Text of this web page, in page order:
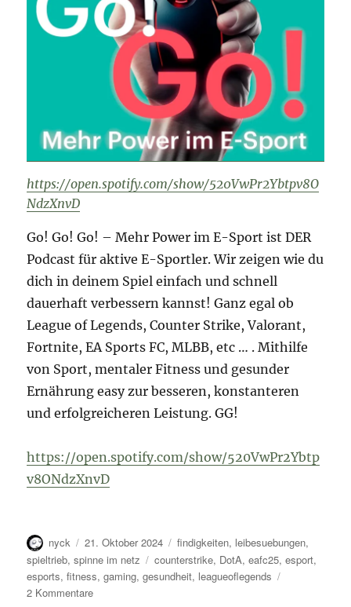
https://open.spotify.com/show/520VwPr2Ybtpv8O
NdzXnvD
Go! Go! Go! – Mehr Power im E-Sport ist DER
Podcast für aktive E-Sportler. Wir zeigen wie du
dich in deinem Spiel einfach und schnell
dauerhaft verbessern kannst! Ganz egal ob
League of Legends, Counter Strike, Valorant,
Fortnite, EA Sports FC, MLBB, etc … . Mithilfe
von Sport, mentaler Fitness und gesunder
Ernährung easy zur besseren, konstanteren
und erfolgreicheren Leistung. GG!
https://open.spotify.com/show/520VwPr2Ybtp
v8ONdzXnvD
Autor
nyck
Veröffentlicht
am
21. Oktober 2024 Kategorien
findigkeiten, leibesuebungen,
spieltrieb,spinne im netz Schlagwörter
counterstrike, DotA,eafc25,esport,
esports,fitness,gaming,gesundheit, leagueoflegends
2 Kommentarezu